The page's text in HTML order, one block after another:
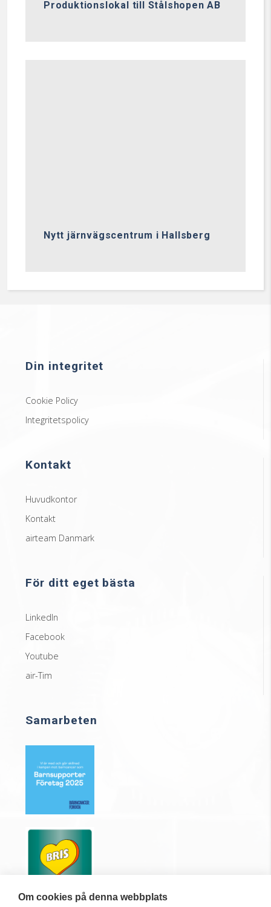
Produktionslokal till Stålshopen AB
Nytt järnvägscentrum i Hallsberg
Din integritet
Cookie Policy
Integritetspolicy
Kontakt
Huvudkontor
Kontakt
airteam Danmark
För ditt eget bästa
LinkedIn
Facebook
Youtube
air-Tim
Samarbeten
Om cookies på denna webbplats